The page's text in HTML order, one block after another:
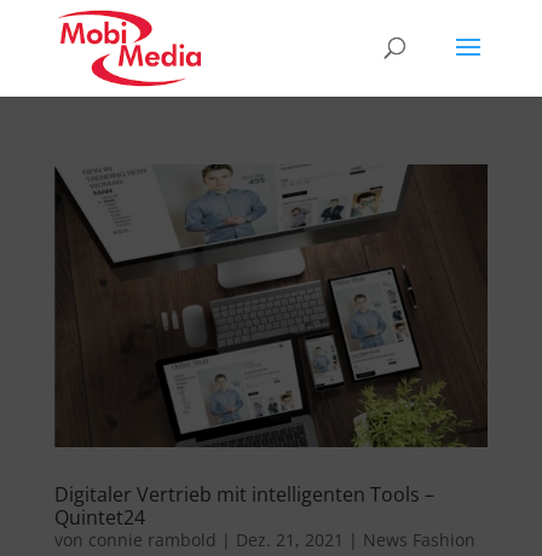
Digitaler Vertrieb mit intelligenten Tools –
Quintet24
von connie rambold | Dez. 21, 2021 | News Fashion